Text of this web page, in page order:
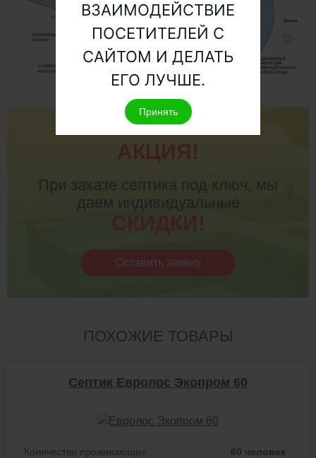
АКЦИЯ!
При заказе септика под ключ, мы
даем индивидуальные
СКИДКИ!
Оставить заявку
ПОХОЖИЕ ТОВАРЫ
Септик Евролос Экопром 60
Количество проживающих:
60 человек
ВЗАИМОДЕЙСТВИЕ
ПОСЕТИТЕЛЕЙ С
САЙТОМ И ДЕЛАТЬ
ЕГО ЛУЧШЕ.
Принять